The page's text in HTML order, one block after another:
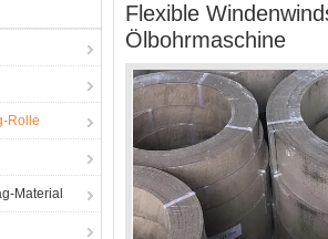
Rolle
Material
Flexible
Ölbohrmaschine